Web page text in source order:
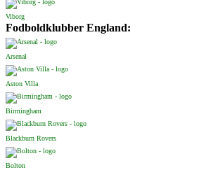
Viborg
Fodboldklubber England:
Arsenal
Aston Villa
Birmingham
Blackburn Rovers
Bolton